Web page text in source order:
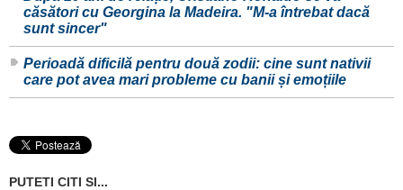
căsători cu Georgina la Madeira. "M-a întrebat dacă
sunt sincer"
Perioadă dificilă pentru două zodii: cine sunt nativii
care pot avea mari probleme cu banii și emoțiile
PUTETI CITI SI...